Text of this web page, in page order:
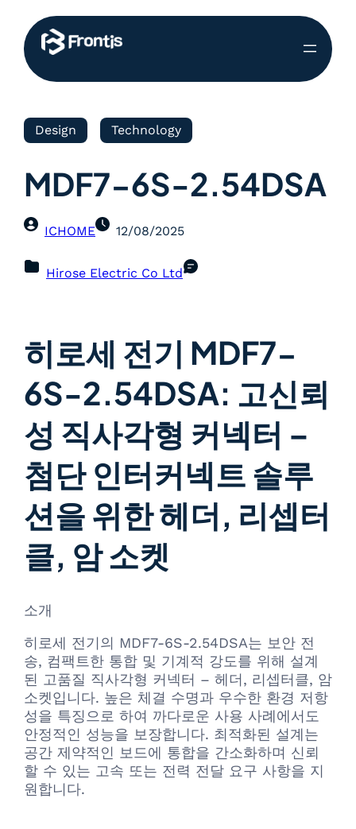
Design Technology
MDF7-6S-2.54DSA
ICHOME 12/08/2025
Hirose Electric Co Ltd
히로세 전기 MDF7-
6S-2.54DSA: 고신뢰
성 직사각형 커넥터 –
첨단 인터커넥트 솔루
션을 위한 헤더, 리셉터
클, 암 소켓
소개
히로세 전기의 MDF7-6S-2.54DSA는 보안 전
송, 컴팩트한 통합 및 기계적 강도를 위해 설계
된 고품질 직사각형 커넥터 – 헤더, 리셉터클, 암
소켓입니다. 높은 체결 수명과 우수한 환경 저항
성을 특징으로 하여 까다로운 사용 사례에서도
안정적인 성능을 보장합니다. 최적화된 설계는
공간 제약적인 보드에 통합을 간소화하며 신뢰
할 수 있는 고속 또는 전력 전달 요구 사항을 지
원합니다.